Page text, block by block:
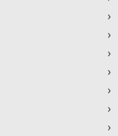
›
›
›
›
›
›
›